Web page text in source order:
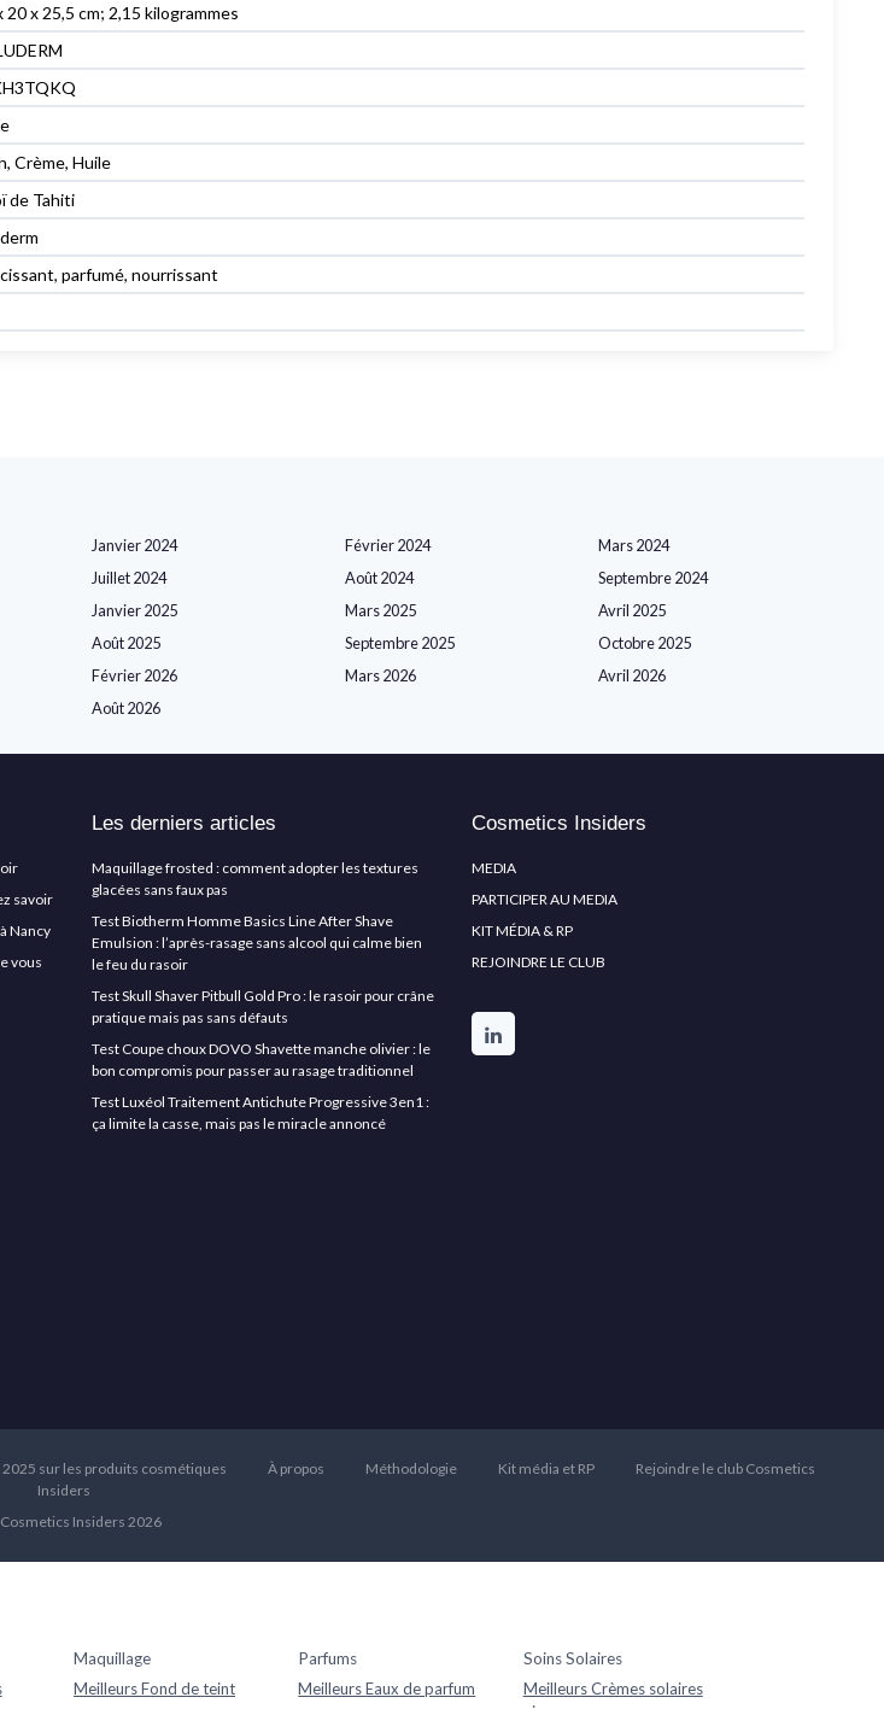
20 x 25,5 cm; 2,15 kilogrammes
Crème, Huile
de Tahiti
parfumé, nourrissant
Janvier 2024 Février 2024
Mars 2024
Juillet 2024 Août 2024
Septembre 2024
Janvier 2025 Mars 2025
Avril 2025
Août 2025 Septembre 2025
Octobre 2025
Février 2026 Mars 2026
Avril 2026
Août 2026
savoir
Nancy
vous
Les derniers articles
Maquillage frosted : comment adopter les textures
glacées sans faux pas
Test Biotherm Homme Basics Line After Shave
Emulsion : l’après-rasage sans alcool qui calme bien
le feu du rasoir
Test Skull Shaver Pitbull Gold Pro : le rasoir pour crâne
pratique mais pas sans défauts
Test Coupe choux DOVO Shavette manche olivier : le
bon compromis pour passer au rasage traditionnel
Test Luxéol Traitement Antichute Progressive 3en1 :
ça limite la casse, mais pas le miracle annoncé
Cosmetics Insiders
MEDIA
PARTICIPER AU MEDIA
KIT MÉDIA & RP
REJOINDRE LE CLUB
sur les produits cosmétiques À propos Méthodologie Kit média et RP
Rejoindre le club Cosmetics
Insiders
Insiders 2026
Maquillage
Meilleurs Fond de teint
Parfums
Meilleurs Eaux de parfum
Soins Solaires
Meilleurs Crèmes solaires